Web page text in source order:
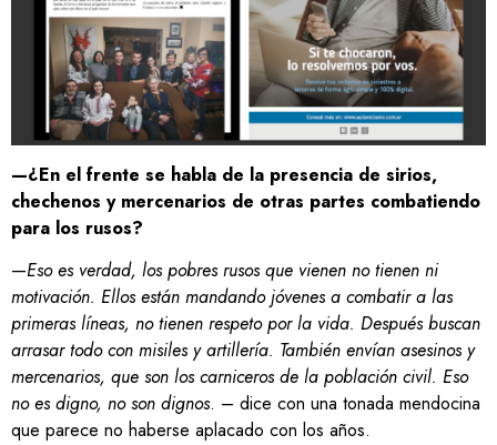
—¿En el frente se habla de la presencia de sirios,
chechenos y mercenarios de otras partes combatiendo
para los rusos?
—Eso es verdad, los pobres rusos que vienen no tienen ni
motivación. Ellos están mandando jóvenes a combatir a las
primeras líneas, no tienen respeto por la vida. Después buscan
arrasar todo con misiles y artillería. También envían asesinos y
mercenarios, que son los carniceros de la población civil. Eso
no es digno, no son dignos. – dice con una tonada mendocina
que parece no haberse aplacado con los años.